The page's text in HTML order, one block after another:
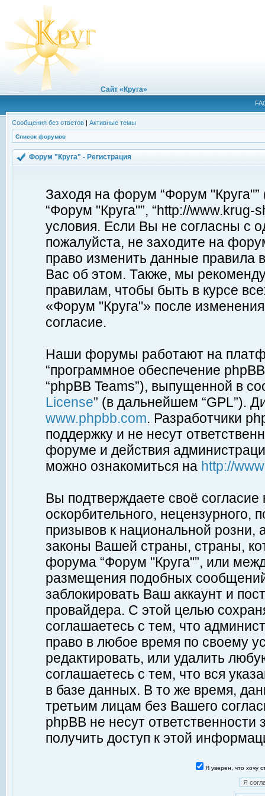
Сайт «Круга»
Сообщения без ответов | Активные темы
Список форумов
Форум "Круга" - Регистрация
Заходя на форум “Форум
“Форум "Круга"”, “http://
условия. Если Вы не согласны с
пожалуйста, не заходите на
право изменить данные правила
Вас об этом. Также, мы
правилам, чтобы быть в курсе
«Форум "Круга"» после
согласие.
Наши форумы работают на
“программное обеспечение
“phpBB Teams”), выпущенной в
License” (в дальнейшем “GPL”).
www.phpbb.com. Разработчики
поддержку и не несут
форуме и действия
можно ознакомиться на http://
Вы подтверждаете своё
оскорбительного, нецензурного,
призывов к национальной
законы Вашей страны, страны,
форума “Форум "Круга"”, или
размещения подобных
заблокировать Ваш аккаунт и
провайдера. С этой целью
соглашаетесь с тем, что
право в любое время по своему
редактировать, или удалить
соглашаетесь с тем, что вся
в базе данных. В то же время,
третьим лицам без Вашего
phpBB не несут ответственности
получить доступ к этой
Я уверен, что хочу